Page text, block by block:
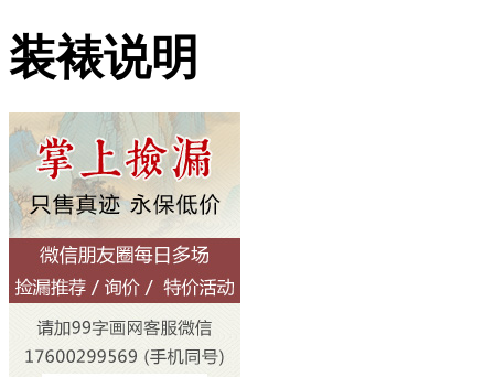
装裱说明